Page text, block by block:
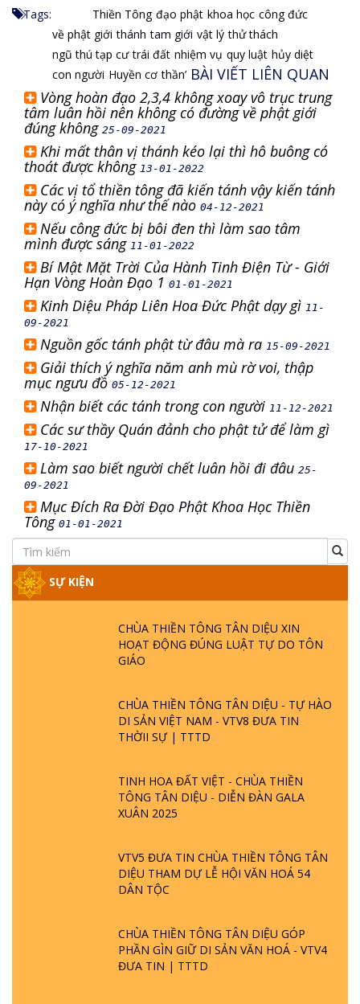
Tags: Thiền Tông đạo phật khoa học công đức
về phật giới thánh tam giới vật lý thử thách
ngũ thú tạp cư trái đất nhiệm vụ quy luật hủy diệt
con người Huyền cơ thần’ BÀI VIẾT LIÊN QUAN
Vòng hoàn đạo 2,3,4 không xoay vô trục trung
tâm luân hồi nên không có đường về phật giới
đúng không 25-09-2021
Khi mất thân vị thánh kéo lại thì hô buông có
thoát được không 13-01-2022
Các vị tổ thiền tông đã kiến tánh vậy kiến tánh
này có ý nghĩa như thế nào 04-12-2021
Nếu công đức bị bôi đen thì làm sao tâm
mình được sáng 11-01-2022
Bí Mật Mặt Trời Của Hành Tinh Điện Từ - Giới
Hạn Vòng Hoàn Đạo 1 01-01-2021
Kinh Diệu Pháp Liên Hoa Đức Phật dạy gì 11-
09-2021
Nguồn gốc tánh phật từ đâu mà ra 15-09-2021
Giải thích ý nghĩa năm anh mù rờ voi, thập
mục ngưu đồ 05-12-2021
Nhận biết các tánh trong con người 11-12-2021
Các sư thầy Quán đảnh cho phật tử để làm gì
17-10-2021
Làm sao biết người chết luân hồi đi đâu 25-
09-2021
Mục Đích Ra Đời Đạo Phật Khoa Học Thiền
Tông 01-01-2021
SỰ KIỆN
CHÙA THIỀN TÔNG TÂN DIỆU XIN
HOẠT ĐỘNG ĐÚNG LUẬT TỰ DO TÔN
GIÁO
CHÙA THIỀN TÔNG TÂN DIỆU - TỰ HÀO
DI SẢN VIỆT NAM - VTV8 ĐƯA TIN
THỜII SỰ | TTTD
TINH HOA ĐẤT VIỆT - CHÙA THIỀN
TÔNG TÂN DIỆU - DIỄN ĐÀN GALA
XUÂN 2025
VTV5 ĐƯA TIN CHÙA THIỀN TÔNG TÂN
DIỆU THAM DỰ LỄ HỘI VĂN HOÁ 54
DÂN TỘC
CHÙA THIỀN TÔNG TÂN DIỆU GÓP
PHẦN GÌN GIỮ DI SẢN VĂN HOÁ - VTV4
ĐƯA TIN | TTTD